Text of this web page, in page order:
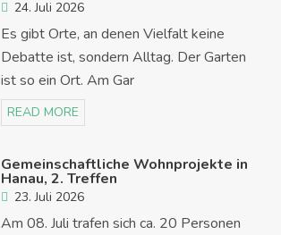
24. Juli 2026
Es gibt Orte, an denen Vielfalt keine
Debatte ist, sondern Alltag. Der Garten
ist so ein Ort. Am Gar
READ MORE
Gemeinschaftliche Wohnprojekte in
Hanau, 2. Treffen
23. Juli 2026
Am 08. Juli trafen sich ca. 20 Personen